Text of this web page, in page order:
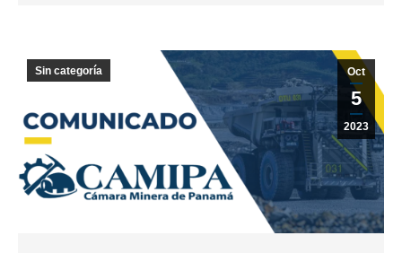
Oct
5
2023
Sin categoría